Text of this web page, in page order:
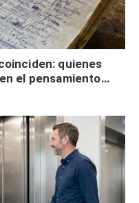
quienes
el pensamiento